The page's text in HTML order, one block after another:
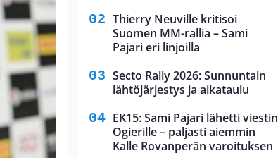
Thierry Neuville kritisoi
Suomen MM-rallia – Sami
Pajari eri linjoilla
Secto Rally 2026: Sunnuntain
lähtöjärjestys ja aikataulu
EK15: Sami Pajari lähetti viestin
Ogierille – paljasti aiemmin
Kalle Rovanperän varoituksen